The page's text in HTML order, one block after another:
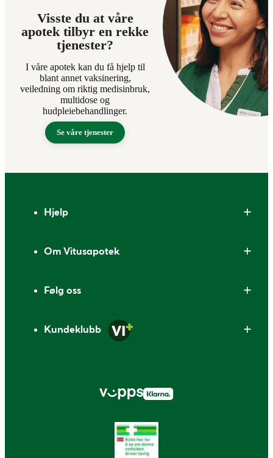
Visste du at våre
apotek tilbyr en rekke
tjenester?
I våre apotek kan du få hjelp til
blant annet vaksinering,
veiledning om riktig medisinbruk,
multidose og
hudpleiebehandlinger.
Se våre tjenester
Hjelp
Om Vitusapotek
Følg oss
Kundeklubb